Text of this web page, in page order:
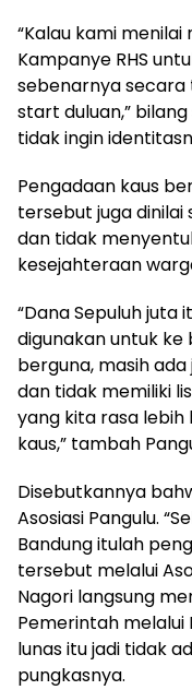
“Kalau kami
Kampanye RHS
sebenarnya secara
start duluan,”
tidak ingin
Pengadaan kaus
tersebut juga
dan tidak
kesejahteraan
“Dana Sepuluh juta
digunakan untuk
berguna, masih
dan tidak memiliki
yang kita rasa
kaus,” tambah
Disebutkannya
Asosiasi Pangulu.
Bandung itulah
tersebut melalui
Nagori langsung
Pemerintah melalui
lunas itu jadi tidak
pungkasnya.